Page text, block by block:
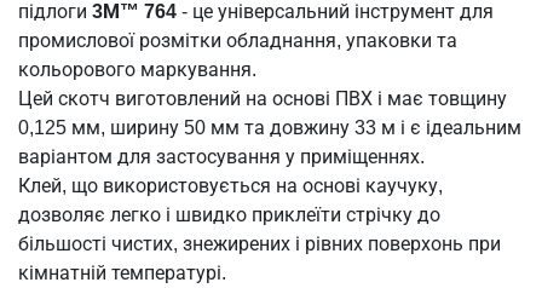
підлоги 3М™ 764 - це універсальний інструмент для
промислової розмітки обладнання, упаковки та
кольорового маркування.
Цей скотч виготовлений на основі ПВХ і має товщину
0,125 мм, ширину 50 мм та довжину 33 м і є ідеальним
варіантом для застосування у приміщеннях.
Клей, що використовується на основі каучуку,
дозволяє легко і швидко приклеїти стрічку до
більшості чистих, знежирених і рівних поверхонь при
кімнатній температурі.